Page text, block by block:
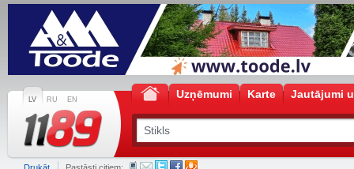
LV RU EN Uzņēmumi Karte Jautājumi